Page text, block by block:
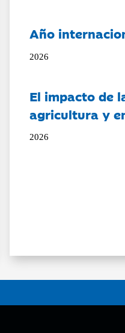
Año
2026
El impacto de
agricultura y
2026